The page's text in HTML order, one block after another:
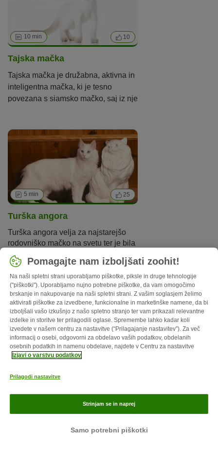
10 min 10
Tajska mačka
Tajska mačka je družabna, aktivna in
inteligentna mačka, ki je tesno
povezana s siamsko mačko, saj iz nje
5 min 25
Turška angora
Turška angora velja za najstarejšo
rodovniško mačko na svetu ter je bila
doma na dvorih sultanov in kraljev.
Poznavalci te pasme cenijo njeno
svilnato dlako in elegantne gibe.
Turške angore so inteligentne,igrive
in ljubeznivemačke.
8 min
Turška van mačka
redkih pasemskih mačk, ki naravnost
obožuje plavati v hladni vodi.
Pomagajte nam izboljšati zoohit!
Na naši spletni strani uporabljamo piškotke, piksle in druge tehnologije
("piškotki"). Uporabljamo nujno potrebne piškotke, da vam omogočimo
brskanje in nakupovanje na naši spletni strani. Z vašim soglasjem želimo
aktivirati piškotke za izvedbene, funkcionalne in marketinške namene, da bi
izboljšali vašo izkušnjo z našo spletno stranjo ter vam prikazali relevantne
izdelke in storitve ter prilagodili oglase. Spremembe lahko kadar koli
izvedete v našem centru za nastavitve (“Prilagajanje nastavitev”). Za več
informacij o osebi, odgovorni za obdelavo vaših podatkov, obdelanih
osebnih podatkih in namenu obdelave, najdete v Centru za nastavitve
Izjavi o varstvu podatkov
Prilagodi nastavitve
Samo potrebni piškotki
Strinjam se in naprej